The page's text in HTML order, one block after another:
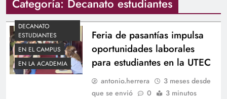
Categoría: Decanato estudiantes
DECANATO
ESTUDIANTES
EN EL CAMPUS
EN LA ACADEMIA
Feria de pasantías impulsa
oportunidades laborales
para estudiantes en la UTEC
antonio.herrera
3 meses desde
que se envió
0 3 minutos